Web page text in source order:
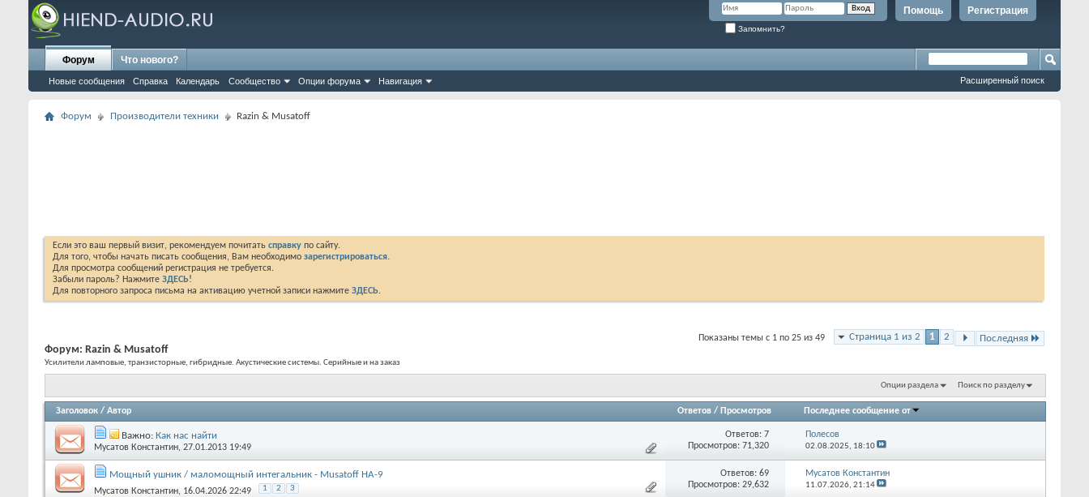
Регистрация
Помощь
Запомнить?
Форум
Новые сообщения Справка Календарь Сообщество Опции форума Навигация
Что нового?
Расширенный поиск
Форум Производители техники Razin & Musatoff
Если это ваш первый визит, рекомендуем почитать справку по сайту.
Для того, чтобы начать писать сообщения, Вам необходимо зарегистрироваться.
Для просмотра сообщений регистрация не требуется.
Забыли пароль? Нажмите ЗДЕСЬ!
Для повторного запроса письма на активацию учетной записи нажмите ЗДЕСЬ.
Страница 1 из 2 1 2 Последняя
Показаны темы с 1 по 25 из 49
Форум: Razin & Musatoff
Усилители ламповые, транзисторные, гибридные. Акустические системы. Серийные и на заказ
Опции раздела Поиск по разделу
Заголовок / Автор Ответов / Просмотров Последнее сообщение от
Важно: Как нас найти
Мусатов Константин, 27.01.2013 19:49
Ответов:7
Просмотров: 71,320
Полесов
02.08.2025, 18:10
Мощный ушник / маломощный интегальник - Musatoff HA-9
Мусатов Константин, 16.04.2026 22:49 1 2 3
Ответов:69
Просмотров: 29,632
Мусатов Константин
11.07.2026, 21:14